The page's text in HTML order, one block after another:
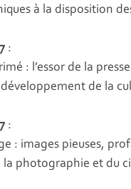
à la disposition
:
: l’essor de la
de la
:
: images pieuses,
photographie et du